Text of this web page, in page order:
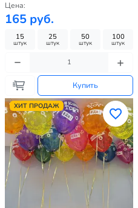
Цена:
165 руб.
15
штук
25
штук
50
штук
100
штук
Купить
ХИТ ПРОДАЖ